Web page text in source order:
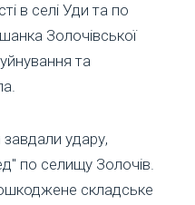
в селі Уди та по
Золочівської
та
завдали удару,
по селищу Золочів.
складське